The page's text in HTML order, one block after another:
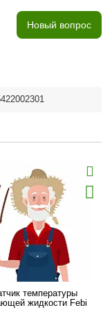
Новый вопрос
температуры
жидкости Febi